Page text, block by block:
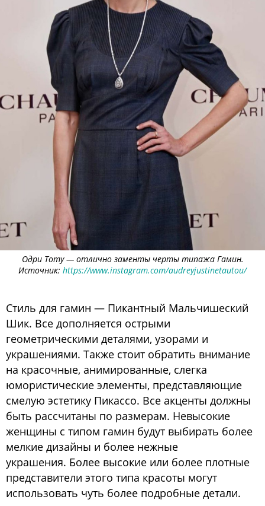
Одри Тоту — отлично заменты черты типажа Гамин.
Источник: https://www.instagram.com/audreyjustinetautou/
Стиль для гамин — Пикантный Мальчишеский
Шик. Все дополняется острыми
геометрическими деталями, узорами и
украшениями. Также стоит обратить внимание
на красочные, анимированные, слегка
юмористические элементы, представляющие
смелую эстетику Пикассо. Все акценты должны
быть рассчитаны по размерам. Невысокие
женщины с типом гамин будут выбирать более
мелкие дизайны и более нежные
украшения. Более высокие или более плотные
представители этого типа красоты могут
использовать чуть более подробные детали.